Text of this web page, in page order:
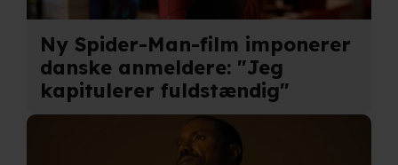
partnere.Du kan læse mere om vores brug af cookies og
behandling af dine personoplysninger i både vores
privatlivspolitik ogcookiepolitik.
Ny Spider-Man-film imponerer
danske anmeldere: "Jeg
kapitulerer fuldstændig"